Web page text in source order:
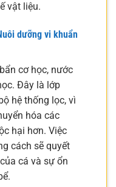
vật liệu.
dưỡng vi khuẩn
cơ học, nước
Đây là lớp
hệ thống lọc, vì
hóa các
hại hơn. Việc
cách sẽ quyết
cá và sự ổn